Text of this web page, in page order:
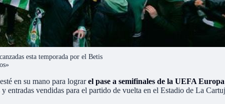
esta temporada por el Betis
en su mano para lograrel pase a semifinales de la UEFA
entradas vendidas para el partido de vuelta en el Estadio de La